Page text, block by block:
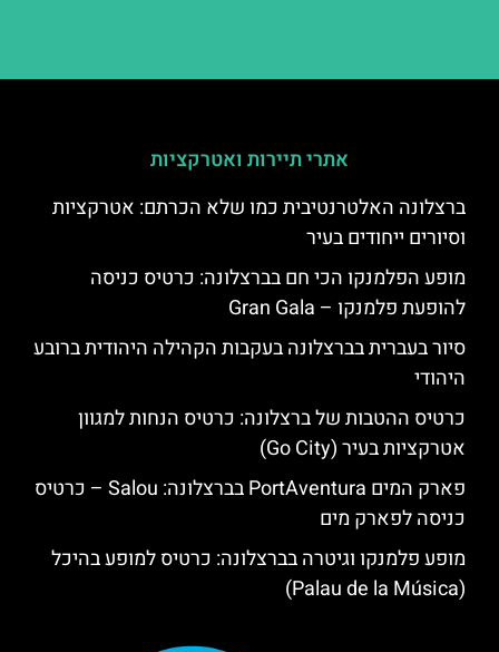
אתרי תיירות ואטרקציות
ברצלונה האלטרנטיבית כמו שלא הכרתם: אטרקציות
וסיורים ייחודים בעיר
מופע הפלמנקו הכי חם בברצלונה: כרטיס כניסה
להופעת פלמנקו – Gran Gala
סיור בעברית בברצלונה בעקבות הקהילה היהודית ברובע
היהודי
כרטיס ההטבות של ברצלונה: כרטיס הנחות למגוון
אטרקציות בעיר (Go City)
פארק המים PortAventura בברצלונה: Salou – כרטיס
כניסה לפארק מים
מופע פלמנקו וגיטרה בברצלונה: כרטיס למופע בהיכל
(Palau de la Música)